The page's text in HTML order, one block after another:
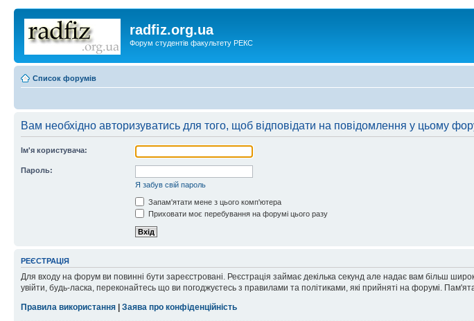
radfiz.org.ua
Форум студентів факультету РЕКС
Список форумів
Вам необхідно авторизуватись для того, щоб відповідати на повідомлення у цьому
Ім'я користувача:
Пароль:
Я забув свій пароль
Запам'ятати мене з цього комп'ютера
Приховати моє перебування на форумі цього разу
РЕЄСТРАЦІЯ
Для входу на форум ви повинні бути зареєстровані. Реєстрація займає декілька секунд але надає вам більш
увійти, будь-ласка, переконайтесь що ви погоджуєтесь з правилами та політиками, які прийняті на форумі.
Правила використання
Заява про конфіденційність